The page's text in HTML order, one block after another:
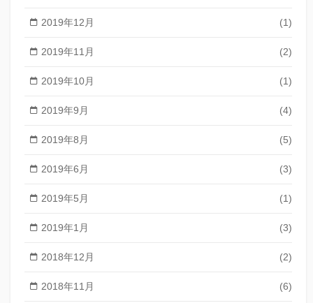
2019年12月 (1)
2019年11月 (2)
2019年10月 (1)
2019年9月 (4)
2019年8月 (5)
2019年6月 (3)
2019年5月 (1)
2019年1月 (3)
2018年12月 (2)
2018年11月 (6)